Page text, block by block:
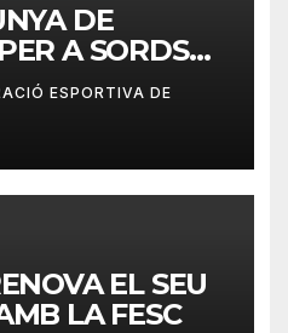
DE
A SORDS
ESPORTIVA DE
EL SEU
LA FESC